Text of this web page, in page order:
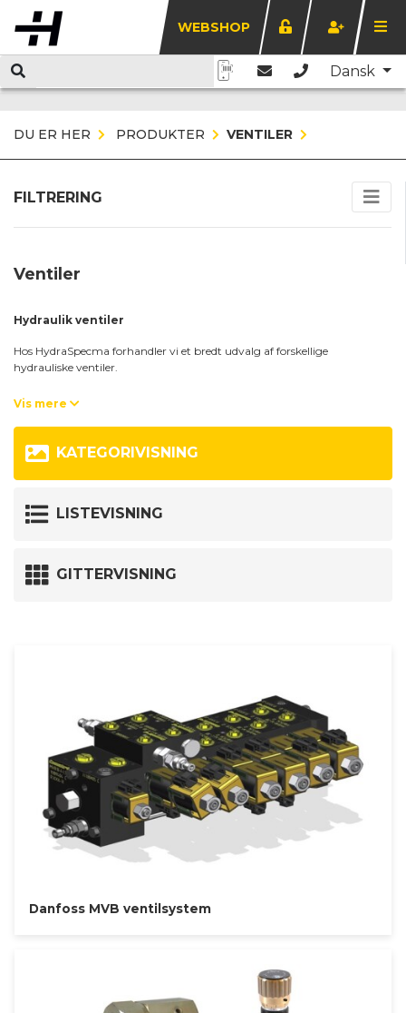
WEBSHOP
Dansk
DU ER HER PRODUKTER VENTILER
FILTRERING
Ventiler
Hydraulik ventiler
Hos HydraSpecma forhandler vi et bredt udvalg af forskellige
hydrauliske ventiler.
Hvis ikke du kan finde en hydraulik ventil som matcher dine kriterier, så
står vores salgsafdeling klar til at hjælpe dig. Kontakt os her:
+45 9735 0599
eller
Vis mere
KATEGORIVISNING
LISTEVISNING
GITTERVISNING
Danfoss MVB ventilsystem